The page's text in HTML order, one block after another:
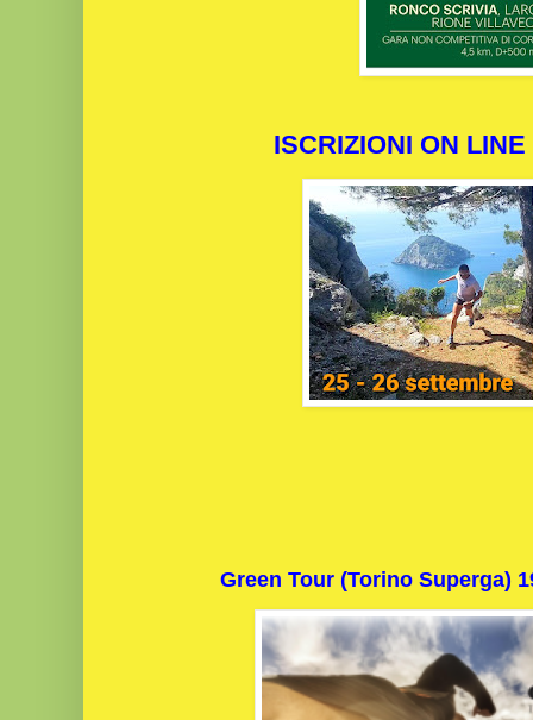
ISCRIZIONI ON
Green Tour (Torino Superga)